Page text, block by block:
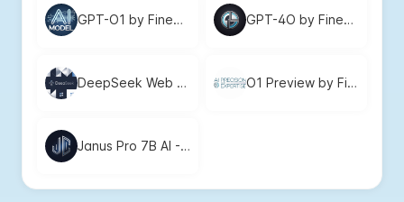
GPT-O1 by FineChat: Fast, Precise AI Model - Free to Use GPT-4O by FineChat: Free Advanced AI for Your Personal & Professional Needs
DeepSeek Web Chat: Free AI for Content, Problem-Solving, and More O1 Preview by FineChat | Free AI for Prototyping & Task Automation
Janus Pro 7B AI - Free, No Login Required for Instant Image Generation